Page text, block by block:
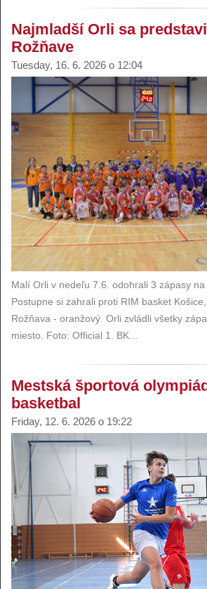
Najmladší Orli sa
Rožňave
Tuesday, 16. 6. 2026 o 12:04
Malí Orli v nedeľu 7.6. odohrali 3 zápasy na
Postupne si zahrali proti RIM basket
Rožňava - oranžový. Orli zvládli všetky
miesto. Foto: Official 1. BK...
Mestská športová
basketbal
Friday, 12. 6. 2026 o 19:22